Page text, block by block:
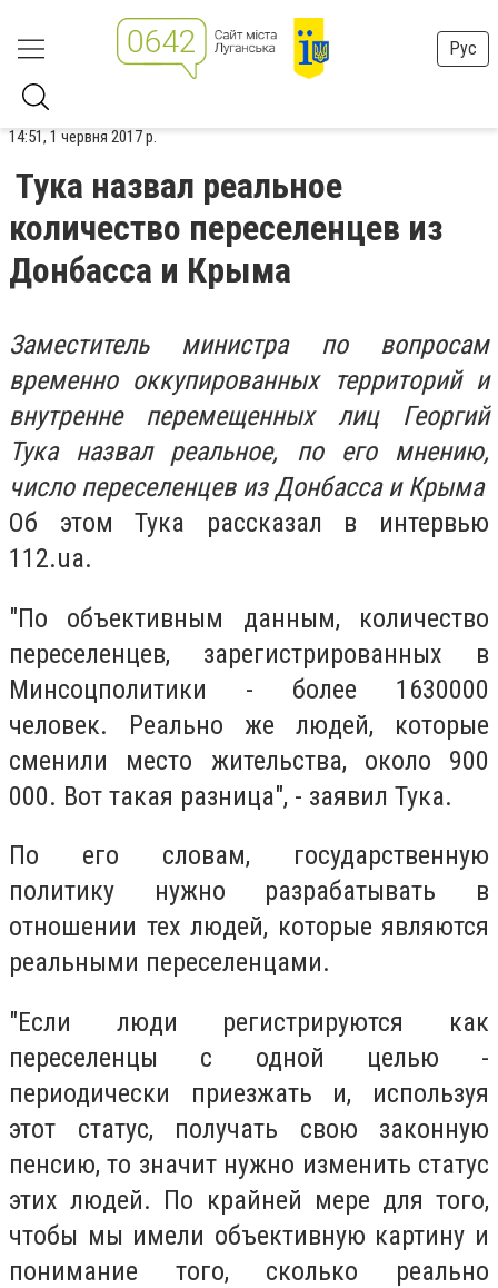
Рус
14:51, 1 червня 2017 р.
Тука назвал реальное
количество переселенцев из
Донбасса и Крыма
Заместитель министра по вопросам
временно оккупированных территорий и
внутренне перемещенных лиц Георгий
Тука назвал реальное, по его мнению,
число переселенцев из Донбасса и Крыма
Об этом Тука рассказал в интервью
112.ua.
"По объективным данным, количество
переселенцев, зарегистрированных в
Минсоцполитики - более 1630000
человек. Реально же людей, которые
сменили место жительства, около 900
000. Вот такая разница", - заявил Тука.
По его словам, государственную
политику нужно разрабатывать в
отношении тех людей, которые являются
реальными переселенцами.
"Если люди регистрируются как
переселенцы с одной целью -
периодически приезжать и, используя
этот статус, получать свою законную
пенсию, то значит нужно изменить статус
этих людей. По крайней мере для того,
чтобы мы имели объективную картину и
понимание того, сколько реально